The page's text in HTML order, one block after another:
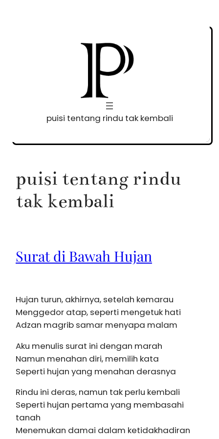
puisi tentang rindu tak kembali
puisi tentang rindu
tak kembali
Surat di Bawah Hujan
Hujan turun, akhirnya, setelah kemarau
Menggedor atap, seperti mengetuk hati
Adzan magrib samar menyapa malam
Aku menulis surat ini dengan marah
Namun menahan diri, memilih kata
Seperti hujan yang menahan derasnya
Rindu ini deras, namun tak perlu kembali
Seperti hujan pertama yang membasahi
tanah
Menemukan damai dalam ketidakhadiran